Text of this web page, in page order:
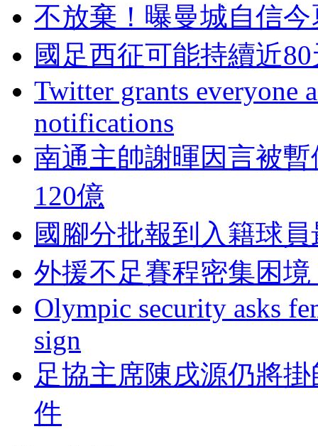
不放棄！曝曼城自
國足西征可能持續近80
Twitter grants everyone
notifications
南通主帥謝暉因言被
120億
國腳分批報到入籍球
外援不足賽程密集困
Olympic security asks
sign
足協主席陳戌源仍將
件